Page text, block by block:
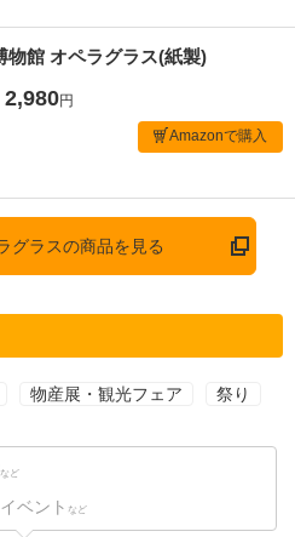
物館 オペラグラス(紙製)
2,980円
Amazonで購入
グラスの商品を見る
物産展・観光フェア 祭り
など
ベント など